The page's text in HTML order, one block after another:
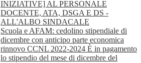
INIZIATIVE] AL PERSONALE
DOCENTE, ATA, DSGA E DS -
ALL'ALBO SINDACALE
Scuola e AFAM: cedolino stipendiale di
dicembre con anticipo parte economica
rinnovo CCNL 2022-2024 È in pagamento
lo stipendio del mese di dicembre del